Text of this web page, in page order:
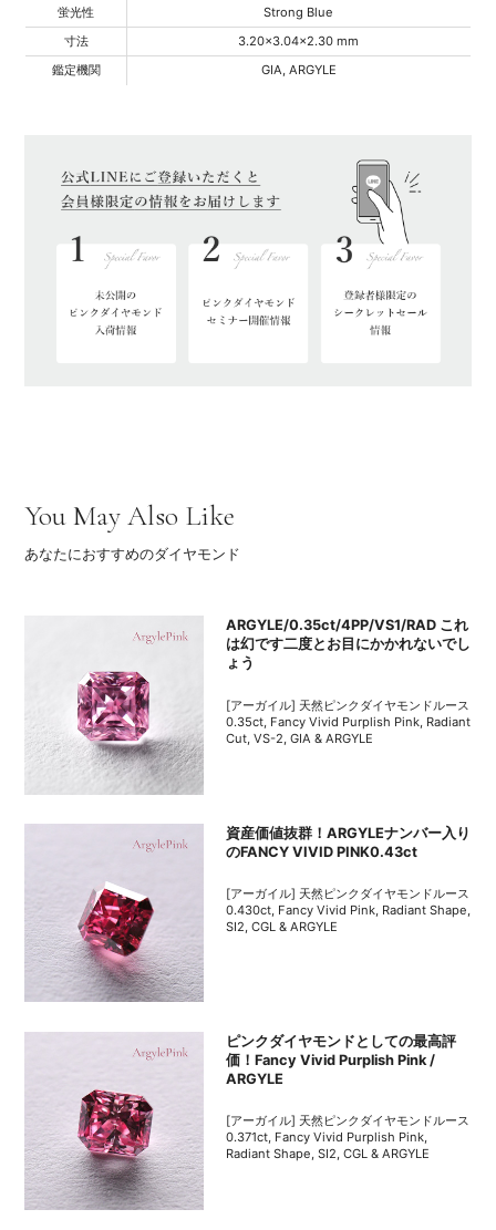
蛍光性
Strong Blue
寸法
3.20x3.04x2.30 mm
鑑定機関
GIA, ARGYLE
You May Also Like
あなたにおすすめのダイヤモンド
ARGYLE/0.35ct/4PP/VS1/RAD これ
は幻です二度とお目にかかれないでし
ょう
[アーガイル] 天然ピンクダイヤモンドルース
0.35ct, Fancy Vivid Purplish Pink, Radiant
Cut, VS-2, GIA & ARGYLE
資産価値抜群！ARGYLEナンバー入り
のFANCY VIVID PINK0.43ct
[アーガイル] 天然ピンクダイヤモンドルース
0.430ct, Fancy Vivid Pink, Radiant Shape,
SI2, CGL & ARGYLE
ピンクダイヤモンドとしての最高評
価！Fancy Vivid Purplish Pink /
ARGYLE
[アーガイル] 天然ピンクダイヤモンドルース
0.371ct, Fancy Vivid Purplish Pink,
Radiant Shape, SI2, CGL & ARGYLE